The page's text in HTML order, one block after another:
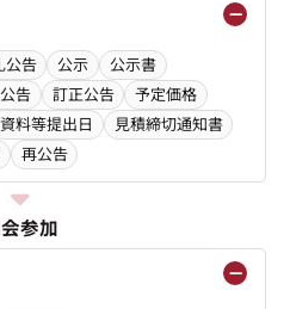
公告 公示
公示書
告 訂正公告
予定価格
資料等提出日
見積締切通知書
再公告
参加